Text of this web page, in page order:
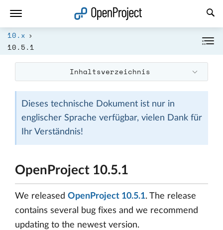
10.x
10.5.1
Inhaltsverzeichnis
Dieses technische Dokument ist nur in
englischer Sprache verfügbar, vielen Dank für
Ihr Verständnis!
OpenProject 10.5.1
We released OpenProject 10.5.1. The release
contains several bug fixes and we recommend
updating to the newest version.
Link in neuem Tab öffnen